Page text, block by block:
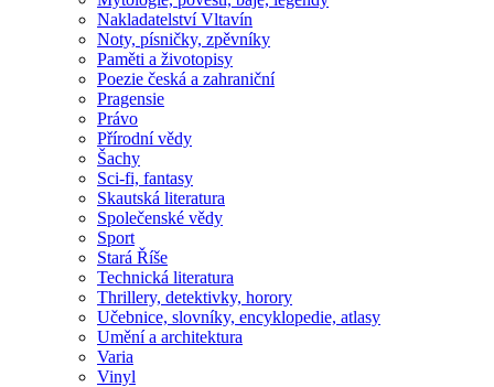
Nakladatelství Vltavín
Noty, písničky, zpěvníky
Paměti a životopisy
Poezie česká a zahraniční
Pragensie
Právo
Přírodní vědy
Šachy
Sci-fi, fantasy
Skautská literatura
Společenské vědy
Sport
Stará Říše
Technická literatura
Thrillery, detektivky, horory
Učebnice, slovníky, encyklopedie, atlasy
Umění a architektura
Varia
Vinyl